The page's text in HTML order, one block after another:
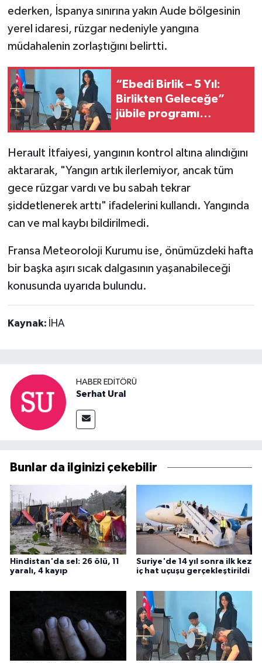
ederken, İspanya sınırına yakın Aude bölgesinin
yerel idaresi, rüzgar nedeniyle yangına
müdahalenin zorlaştığını belirtti.
“Ebedi Birlik – 5 Yıl:
Birlikten Geleceğe”
jübile programı
Herault İtfaiyesi, yangının kontrol altına alındığını
aktararak, "Yangın artık ilerlemiyor, ancak tüm
gece rüzgar vardı ve bu sabah tekrar
şiddetlenerek arttı" ifadelerini kullandı. Yangında
can ve mal kaybı bildirilmedi.
Fransa Meteoroloji Kurumu ise, önümüzdeki hafta
bir başka aşırı sıcak dalgasının yaşanabileceği
konusunda uyarıda bulundu.
Kaynak: İHA
HABER EDITÖRÜ
Serhat Ural
Bunlar da ilginizi çekebilir
Hindistan'da sel: 26 ölü, 11
yaralı, 4 kayıp
Suriye'de 14 yıl sonra ilk kez
iç hat uçuşu gerçekleştirildi